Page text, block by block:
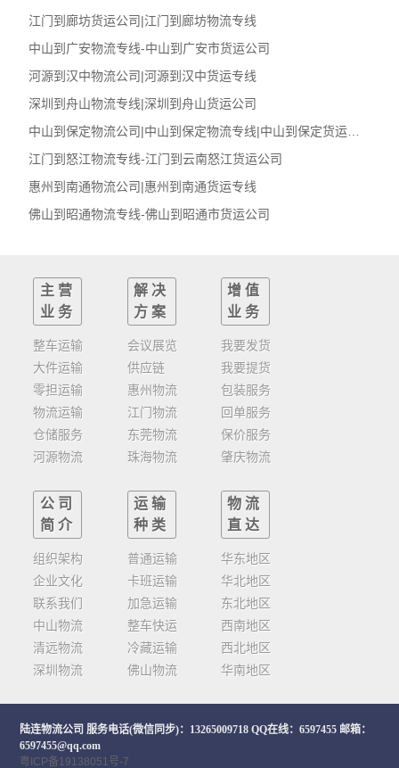
江门到廊坊货运公司|江门到廊坊物流专线
中山到广安物流专线-中山到广安市货运公司
河源到汉中物流公司|河源到汉中货运专线
深圳到舟山物流专线|深圳到舟山货运公司
江门到怒江物流专线-江门到云南怒江货运公司
惠州到南通物流公司|惠州到南通货运专线
佛山到昭通物流专线-佛山到昭通市货运公司
主营
业务
整车运输
大件运输
零担运输
物流运输
仓储服务
河源物流
解决
方案
会议展览
供应链
惠州物流
江门物流
东莞物流
珠海物流
增值
业务
我要发货
我要提货
包装服务
回单服务
保价服务
肇庆物流
公司
简介
组织架构
企业文化
联系我们
中山物流
清远物流
深圳物流
运输
种类
普通运输
卡班运输
加急运输
整车快运
冷藏运输
佛山物流
物流
直达
华东地区
华北地区
东北地区
西南地区
西北地区
华南地区
陆连物流公司 服务电话(微信同步)：13265009718 QQ在线：6597455 邮箱：
6597455@qq.com
粤ICP备19138051号-7